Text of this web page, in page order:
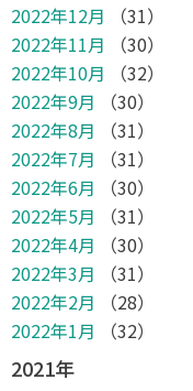
2022年12月
（31）
2022年11月
（30）
2022年10月
（32）
2022年9月
（30）
2022年8月
（31）
2022年7月
（31）
2022年6月
（30）
2022年5月
（31）
2022年4月
（30）
2022年3月
（31）
2022年2月
（28）
2022年1月
（32）
2021年